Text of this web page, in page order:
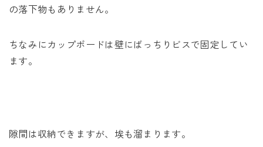
の落下物もありません。
ちなみにカップボードは壁にばっちりビスで固定してい
ます。
隙間は収納できますが、埃も溜まります。